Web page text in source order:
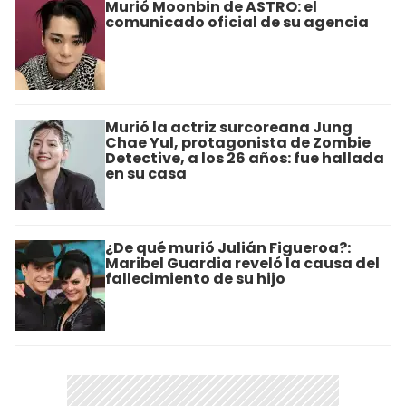
Murió Moonbin de ASTRO: el
comunicado oficial de su agencia
Murió la actriz surcoreana Jung
Chae Yul, protagonista de Zombie
Detective, a los 26 años: fue hallada
en su casa
¿De qué murió Julián Figueroa?:
Maribel Guardia reveló la causa del
fallecimiento de su hijo